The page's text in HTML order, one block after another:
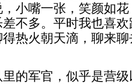
小嘴一张，笑颜如
不多。平时我也喜
热火朝天滴，聊来
的军官，似乎是营